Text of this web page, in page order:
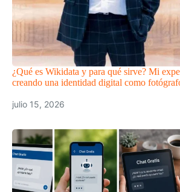
¿Qué es Wikidata y para qué sirve? Mi
creando una identidad digital como
julio 15, 2026